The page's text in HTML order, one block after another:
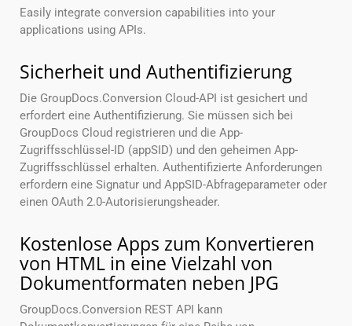
Easily integrate conversion capabilities into your
applications using APIs.
Sicherheit und Authentifizierung
Die GroupDocs.Conversion Cloud-API ist gesichert und
erfordert eine Authentifizierung. Sie müssen sich bei
GroupDocs Cloud registrieren und die App-
Zugriffsschlüssel-ID (appSID) und den geheimen App-
Zugriffsschlüssel erhalten. Authentifizierte Anforderungen
erfordern eine Signatur und AppSID-Abfrageparameter oder
einen OAuth 2.0-Autorisierungsheader.
Kostenlose Apps zum Konvertieren
von HTML in eine Vielzahl von
Dokumentformaten neben JPG
GroupDocs.Conversion REST API kann